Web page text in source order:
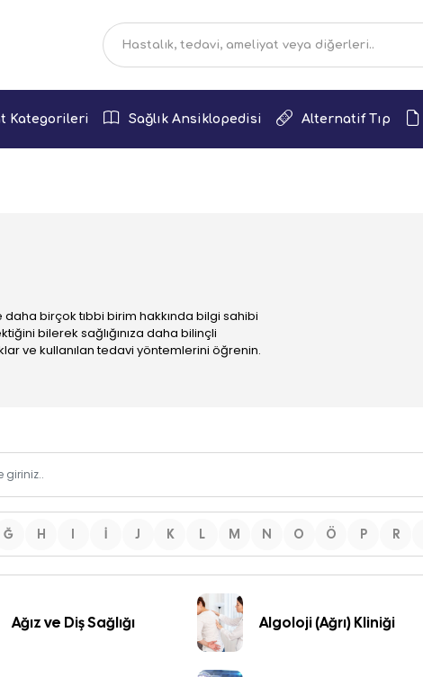
Kategorileri Sağlık Ansiklopedisi Alternatif Tıp
birçok tıbbi birim hakkında bilgi sahibi
bilerek sağlığınıza daha bilinçli
ve kullanılan tedavi yöntemlerini öğrenin.
Ğ H I İ J K L M N O Ö P R
Ağız ve Diş Sağlığı Algoloji (Ağrı) Kliniği